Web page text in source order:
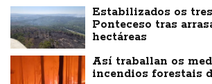
Estabilizados os
Ponteceso tras
hectáreas
Así traballan os
incendios forestais